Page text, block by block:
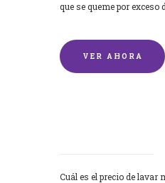
que se queme por exceso
VER AHORA
Cuál es el precio de lavar